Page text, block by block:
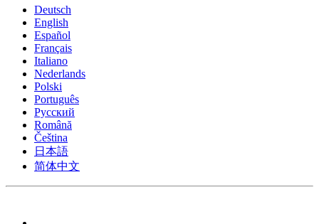
Deutsch
English
Español
Français
Italiano
Nederlands
Polski
Português
Pусский
Română
Čeština
日本語
简体中文